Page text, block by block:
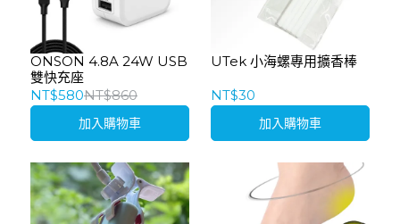
ONSON 4.8A 24W USB
雙快充座
NT$580NT$860
加入購物車
UTek 小海螺專用擴香棒
NT$30
加入購物車